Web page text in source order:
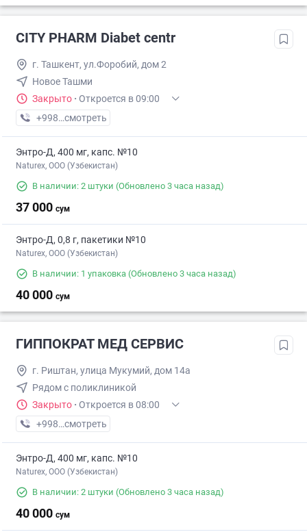
CITY PHARM Diabet centr
г. Ташкент, ул.Форобий, дом 2
Новое Ташми
Закрыто · Откроется в 09:00
+998 (98) XXX-XX-XX
смотреть
Энтро-Д, 400 мг, капс. №10
Naturex, OOO (Узбекистан)
В наличии: 2 штуки (Обновлено 3 часа назад)
37 000 сум
Энтро-Д, 0,8 г, пакетики №10
Naturex, OOO (Узбекистан)
В наличии: 1 упаковка (Обновлено 3 часа назад)
40 000 сум
ГИППОКРАТ МЕД СЕРВИС
г. Риштан, улица Мукумий, дом 14а
Рядом с поликлиникой
Закрыто · Откроется в 08:00
+998 (77) XXX-XX-XX
смотреть
Энтро-Д, 400 мг, капс. №10
Naturex, OOO (Узбекистан)
В наличии: 2 штуки (Обновлено 3 часа назад)
40 000 сум